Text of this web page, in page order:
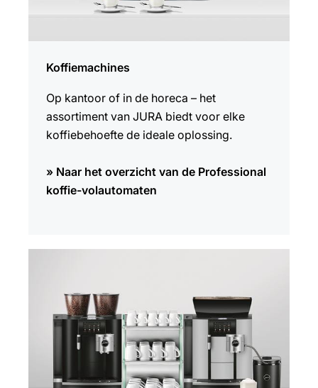
Koffiemachines
Op kantoor of in de horeca – het
assortiment van JURA biedt voor elke
koffiebehoefte de ideale oplossing.
» Naar het overzicht van de Professional
koffie-volautomaten